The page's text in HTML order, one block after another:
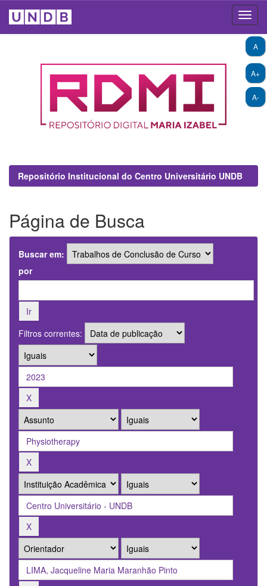
A+
A-
A
Repositório Institucional do Centro Universitário UNDB
Página de Busca
Buscar em:
por
Filtros correntes: